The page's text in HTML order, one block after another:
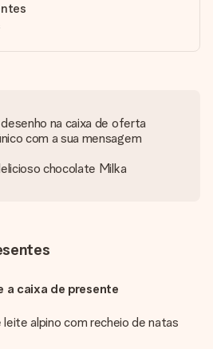
na caixa de oferta
com a sua mensagem
chocolate Milka
a caixa de presente
alpino com recheio de natas